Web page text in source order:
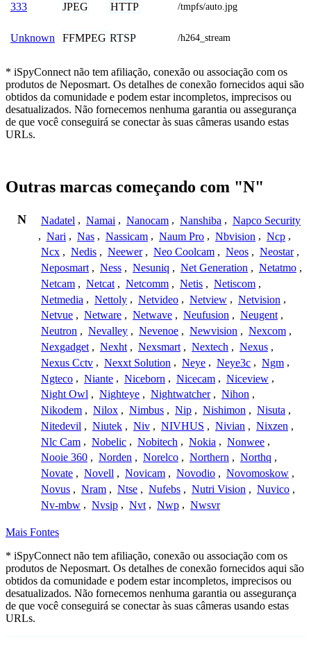
333 JPEG HTTP /tmpfs/auto.jpg
Unknown FFMPEG RTSP /h264_stream
* iSpyConnect não tem afiliação, conexão ou associação com os
produtos de Neposmart. Os detalhes de conexão fornecidos aqui são
obtidos da comunidade e podem estar incompletos, imprecisos ou
desatualizados. Não fornecemos nenhuma garantia ou assegurança
de que você conseguirá se conectar às suas câmeras usando estas
URLs.
Outras marcas começando com "N"
N Nadatel , Namai , Nanocam , Nanshiba , Napco Security
, Nari , Nas , Nassicam , Naum Pro , Nbvision , Ncp ,
Ncx , Nedis , Neewer , Neo Coolcam , Neos , Neostar ,
Neposmart , Ness , Nesuniq , Net Generation , Netatmo ,
Netcam , Netcat , Netcomm , Netis , Netiscom ,
Netmedia , Nettoly , Netvideo , Netview , Netvision ,
Netvue , Netware , Netwave , Neufusion , Neugent ,
Neutron , Nevalley , Nevenoe , Newvision , Nexcom ,
Nexgadget , Nexht , Nexsmart , Nextech , Nexus ,
Nexus Cctv , Nexxt Solution , Neye , Neye3c , Ngm ,
Ngteco , Niante , Niceborn , Nicecam , Niceview ,
Night Owl , Nighteye , Nightwatcher , Nihon ,
Nikodem , Nilox , Nimbus , Nip , Nishimon , Nisuta ,
Nitedevil , Niutek , Niv , NIVHUS , Nivian , Nixzen ,
Nlc Cam , Nobelic , Nobitech , Nokia , Nonwee ,
Nooie 360 , Norden , Norelco , Northern , Northq ,
Novate , Novell , Novicam , Novodio , Novomoskow ,
Novus , Nram , Ntse , Nufebs , Nutri Vision , Nuvico ,
Nv-mbw , Nvsip , Nvt , Nwp , Nwsvr
Mais Fontes
* iSpyConnect não tem afiliação, conexão ou associação com os
produtos de Neposmart. Os detalhes de conexão fornecidos aqui são
obtidos da comunidade e podem estar incompletos, imprecisos ou
desatualizados. Não fornecemos nenhuma garantia ou assegurança
de que você conseguirá se conectar às suas câmeras usando estas
URLs.